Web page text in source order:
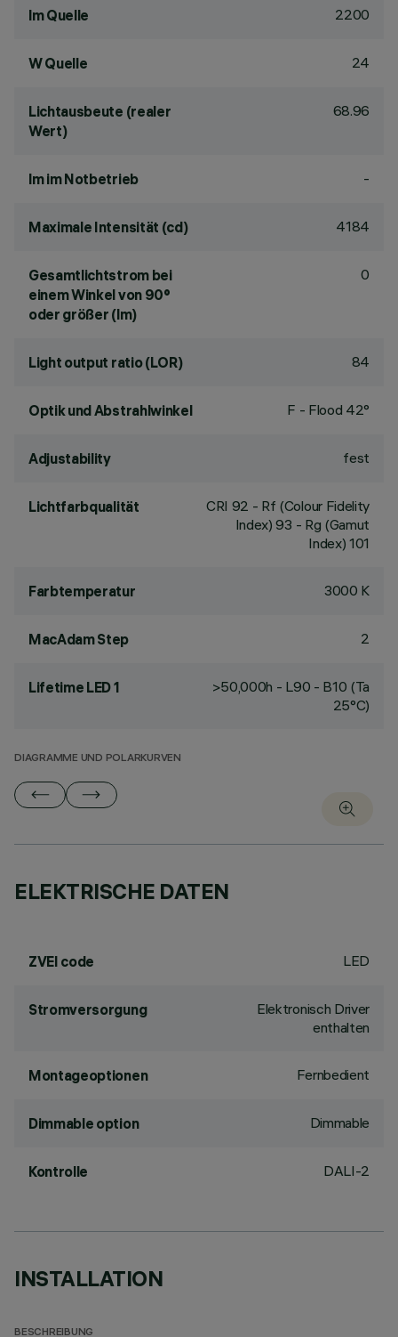
lm Quelle 2200
W Quelle 24
Lichtausbeute (realer
Wert)
68.96
lm im Notbetrieb -
Maximale Intensität (cd) 4184
Gesamtlichtstrom bei
einem Winkel von 90°
oder größer (lm)
0
Light output ratio (LOR) 84
Optik und Abstrahlwinkel F - Flood 42°
Adjustability fest
Lichtfarbqualität CRI 92 - Rf (Colour Fidelity
Index) 93 - Rg (Gamut
Index) 101
Farbtemperatur 3000 K
MacAdam Step 2
Lifetime LED 1
>50,000h - L90 - B10 (Ta
25°C)
DIAGRAMME UND POLARKURVEN
ELEKTRISCHE DATEN
ZVEI code LED
Stromversorgung
Elektronisch Driver
enthalten
Montageoptionen Fernbedient
Dimmable option Dimmable
Kontrolle DALI-2
INSTALLATION
BESCHREIBUNG